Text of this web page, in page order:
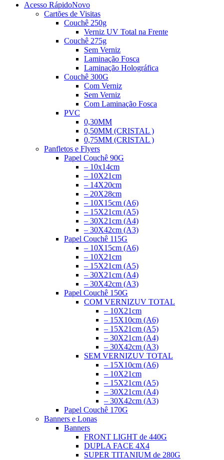
Acesso RápidoNovo
Cartões de Visitas
Couchê 250g
Verniz UV Total na Frente
Couchê 275g
Sem Verniz
Laminação Fosca
Laminação Holográfica
Couchê 300G
Com Verniz
Sem Verniz
Com Laminação Fosca
PVC
0,30MM
0,50MM (CRISTAL )
0,75MM (CRISTAL )
Panfletos e Flyers
Papel Couchê 90G
– 10x14cm
– 10X21cm
– 14X20cm
– 20X28cm
– 10X15cm (A6)
– 15X21cm (A5)
– 30X21cm (A4)
– 30X42cm (A3)
Papel Couchê 115G
– 10X15cm (A6)
– 10X21cm
– 15X21cm (A5)
– 30X21cm (A4)
– 30X42cm (A3)
Papel Couchê 150G
COM VERNIZUV TOTAL
– 10X21cm
– 15X10cm (A6)
– 15X21cm (A5)
– 30X21cm (A4)
– 30X42cm (A3)
SEM VERNIZUV TOTAL
– 15X10cm (A6)
– 10X21cm
– 15X21cm (A5)
– 30X21cm (A4)
– 30X42cm (A3)
Papel Couchê 170G
Banners e Lonas
Banners
FRONT LIGHT de 440G
DUPLA FACE 4X4
SUPER TITANIUM de 280G